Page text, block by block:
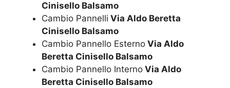
Cinisello Balsamo
Cambio Pannelli Via Aldo Beretta
Cinisello Balsamo
Cambio Pannello Esterno Via Aldo
Beretta Cinisello Balsamo
Cambio Pannello Interno Via Aldo
Beretta Cinisello Balsamo